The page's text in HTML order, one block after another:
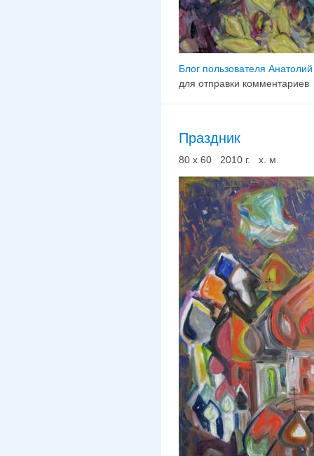
Блог пользователя
для отправки комментариев
Праздник
80 х 60 2010 г. х. м.